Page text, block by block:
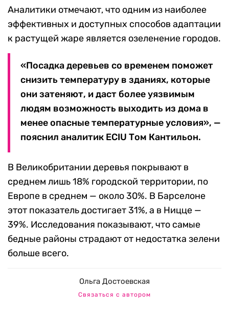
Аналитики отмечают, что одним из наиболее
эффективных и доступных способов адаптации
к растущей жаре является озеленение городов.
«Посадка деревьев со временем поможет
снизить температуру в зданиях, которые
они затеняют, и даст более уязвимым
людям возможность выходить из дома в
менее опасные температурные условия», —
пояснил аналитик ECIU Том Кантильон.
В Великобритании деревья покрывают в
среднем лишь 18% городской территории, по
Европе в среднем — около 30%. В Барселоне
этот показатель достигает 31%, а в Ницце —
39%. Исследования показывают, что самые
бедные районы страдают от недостатка зелени
больше всего.
Ольга Достоевская
Связаться с автором